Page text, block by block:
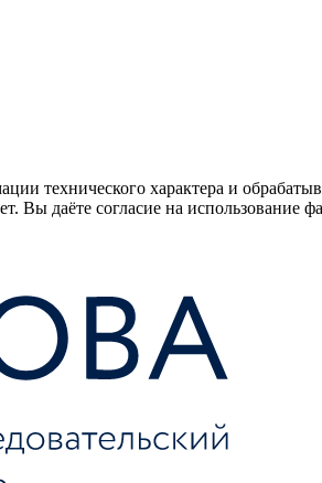
технического характера и
Вы даёте согласие на использование